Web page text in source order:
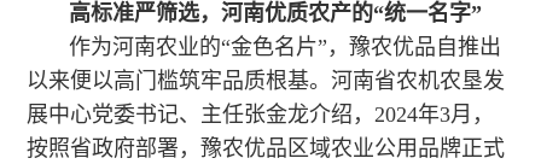
高标准严筛选，河南优质农产的“统一名字”
作为河南农业的“金色名片”，豫农优品自推出
以来便以高门槛筑牢品质根基。河南省农机农垦发
展中心党委书记、主任张金龙介绍，2024年3月，
按照省政府部署，豫农优品区域农业公用品牌正式